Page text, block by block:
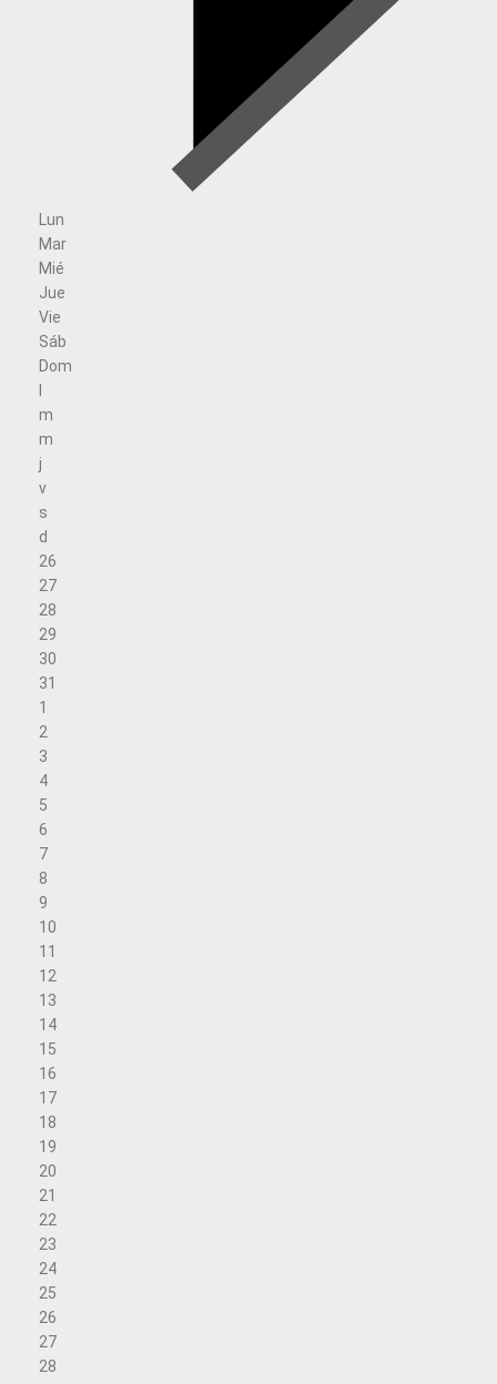
Lun
Mar
Mié
Jue
Vie
Sáb
Dom
m
m
j
v
s
d
26
27
28
29
30
31
1
2
3
4
5
6
7
8
9
10
11
12
13
14
15
16
17
18
19
20
21
22
23
24
25
26
27
28